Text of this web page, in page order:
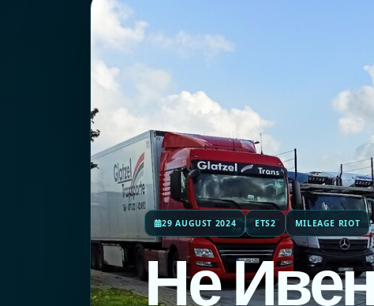
29 AUGUST 2024 ETS2 MILEAGE RIOT
Не